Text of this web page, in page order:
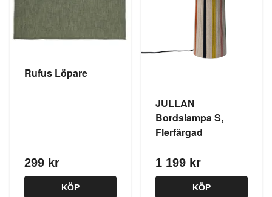
Rufus Löpare
299 kr
KÖP
JULLAN
Bordslampa S,
Flerfärgad
1 199 kr
KÖP